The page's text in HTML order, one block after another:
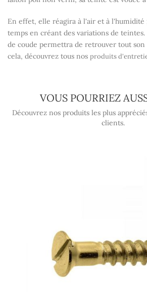
En effet, elle réagira à l'air et à l'humidité
temps en créant des variations de
de coude permettra de retrouver tout
cela, découvrez tous nos produits
VOUS POURRIEZ
Découvrez nos produits les plus
clients.